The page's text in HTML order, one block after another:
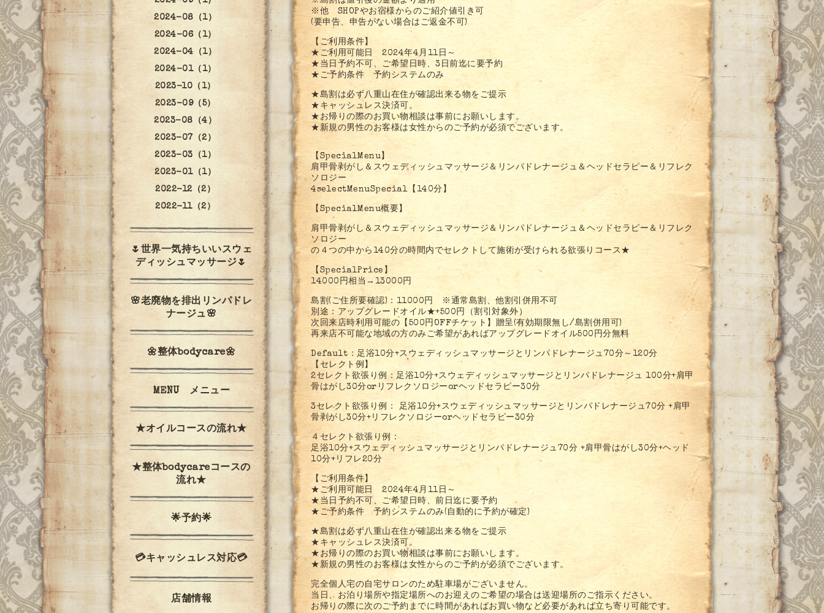
※他 SHOPやお宿様からのご紹介値引き可
(要申告、申告がない場合はご返金不可)
【ご利用条件】
★ご利用可能日 2024年4月11日～
★当日予約不可、ご希望日時、3日前迄に要予約
★ご予約条件 予約システムのみ
★島割は必ず八重山在住が確認出来る物をご提示
★キャッシュレス決済可。
★お帰りの際のお買い物相談は事前にお願いします。
★新規の男性のお客様は女性からのご予約が必須でございます。
【SpecialMenu】
肩甲骨剥がし＆スウェディッシュマッサージ＆リンパドレナージュ＆ヘッドセラピー＆リフレク
ソロジー
4selectMenuSpecial【140分】
【SpecialMenu概要】
肩甲骨剥がし＆スウェディッシュマッサージ＆リンパドレナージュ＆ヘッドセラピー＆リフレク
ソロジー
の４つの中から140分の時間内でセレクトして施術が受けられる欲張りコース★
【SpecialPrice】
14000円相当→13000円
島割(ご住所要確認)：11000円 ※通常島割、他割引併用不可
別途：アップグレードオイル★+500円（割引対象外）
次回来店時利用可能の【500円OFFチケット】贈呈(有効期限無し/島割併用可)
再来店不可能な地域の方のみご希望があればアップグレードオイル500円分無料
Default：足浴10分+スウェディッシュマッサージとリンパドレナージュ70分～120分
【セレクト例】
2セレクト欲張り例：足浴10分+スウェディッシュマッサージとリンパドレナージュ 100分+肩甲
骨はがし30分orリフレクソロジーorヘッドセラピー30分
3セレクト欲張り例： 足浴10分+スウェディッシュマッサージとリンパドレナージュ70分 +肩甲
骨剥がし30分+リフレクソロジーorヘッドセラピー30分
４セレクト欲張り例：
足浴10分+スウェディッシュマッサージとリンパドレナージュ70分 +肩甲骨はがし30分+ヘッド
10分+リフレ20分
【ご利用条件】
★ご利用可能日 2024年4月11日～
★当日予約不可、ご希望日時、前日迄に要予約
★ご予約条件 予約システムのみ(自動的に予約が確定)
★島割は必ず八重山在住が確認出来る物をご提示
★キャッシュレス決済可。
★お帰りの際のお買い物相談は事前にお願いします。
★新規の男性のお客様は女性からのご予約が必須でございます。
完全個人宅の自宅サロンのため駐車場がございません。
当日、お泊り場所や指定場所へのお迎えのご希望の場合は送迎場所のご指示ください。
お帰りの際に次のご予約までに時間があればお買い物など必要があれば立ち寄り可能です。
2024-08（1）
2024-06（1）
2024-04（1）
2024-01（1）
2023-10（1）
2023-09（5）
2023-08（4）
2023-07（2）
2023-03（1）
2023-01（1）
2022-12（2）
2022-11（2）
🌷世界一気持ちいいスウェ
ディッシュマッサージ🌷
🌸老廃物を排出リンパドレ
ナージュ🌸
🌼整体bodycare🌼
MENU メニュー
★オイルコースの流れ★
★整体bodycareコースの
流れ★
🌟予約🌟
💳キャッシュレス対応💳
店舗情報